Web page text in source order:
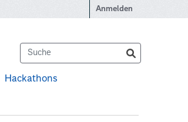
Anmelden
Hackathons